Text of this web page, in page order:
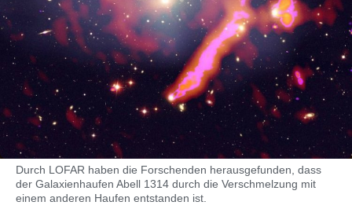
Durch LOFAR haben die Forschenden herausgefunden, dass
der Galaxienhaufen Abell 1314 durch die Verschmelzung mit
einem anderen Haufen entstanden ist.